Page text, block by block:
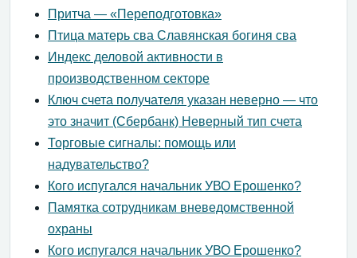
Притча — «Переподготовка»
Птица матерь сва Славянская богиня сва
Индекс деловой активности в
производственном секторе
Ключ счета получателя указан неверно — что
это значит (Сбербанк) Неверный тип счета
Торговые сигналы: помощь или
надувательство?
Кого испугался начальник УВО Ерошенко?
Памятка сотрудникам вневедомственной
охраны
Кого испугался начальник УВО Ерошенко?